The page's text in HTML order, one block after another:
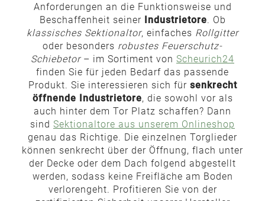
Anforderungen an die Funktionsweise und
Beschaffenheit seiner Industrietore. Ob
klassisches Sektionaltor, einfaches Rollgitter
oder besonders robustes Feuerschutz-
Schiebetor– im Sortiment von Scheurich24
finden Sie für jeden Bedarf das passende
Produkt. Sie interessieren sich für senkrecht
öffnende Industrietore, die sowohl vor als
auch hinter dem Tor Platz schaffen? Dann
sind Sektionaltore aus unserem Onlineshop
genau das Richtige. Die einzelnen Torglieder
können senkrecht über der Öffnung, flach unter
der Decke oder dem Dach folgend abgestellt
werden, sodass keine Freifläche am Boden
verlorengeht. Profitieren Sie von der